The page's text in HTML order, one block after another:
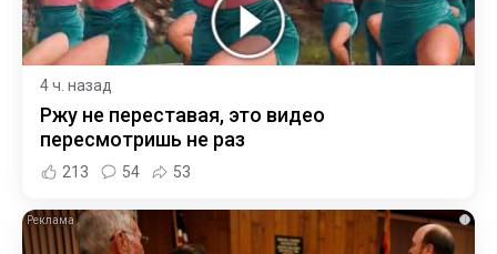
4 ч. назад
Ржу не переставая, это видео
пересмотришь не раз
213 54 53
i